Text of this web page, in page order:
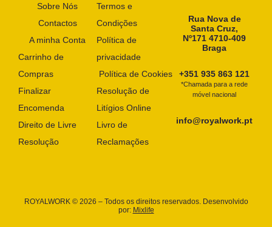
Sobre Nós
Contactos
A minha Conta
Carrinho de
Compras
Finalizar
Encomenda
Direito de Livre
Resolução
Termos e
Condições
Política de
privacidade
Política de Cookies
Resolução de
Litígios Online
Livro de
Reclamações
Rua Nova de
Santa Cruz,
Nº171 4710-409
Braga
+351 935 863 121
*Chamada para a rede
móvel nacional
info@royalwork.pt
ROYALWORK © 2026 – Todos os direitos reservados. Desenvolvido
por: Mixlife